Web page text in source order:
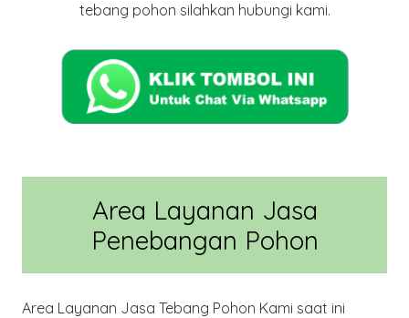
tebang pohon silahkan hubungi kami.
Area Layanan Jasa
Penebangan Pohon
Area Layanan Jasa Tebang Pohon Kami saat ini